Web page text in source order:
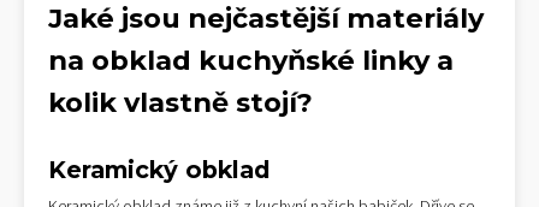
Jaké jsou nejčastější materiály
na obklad kuchyňské linky a
kolik vlastně stojí?
Keramický obklad